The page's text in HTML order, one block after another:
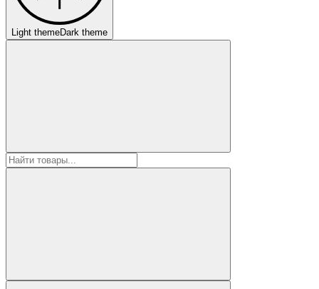
Light themeDark theme